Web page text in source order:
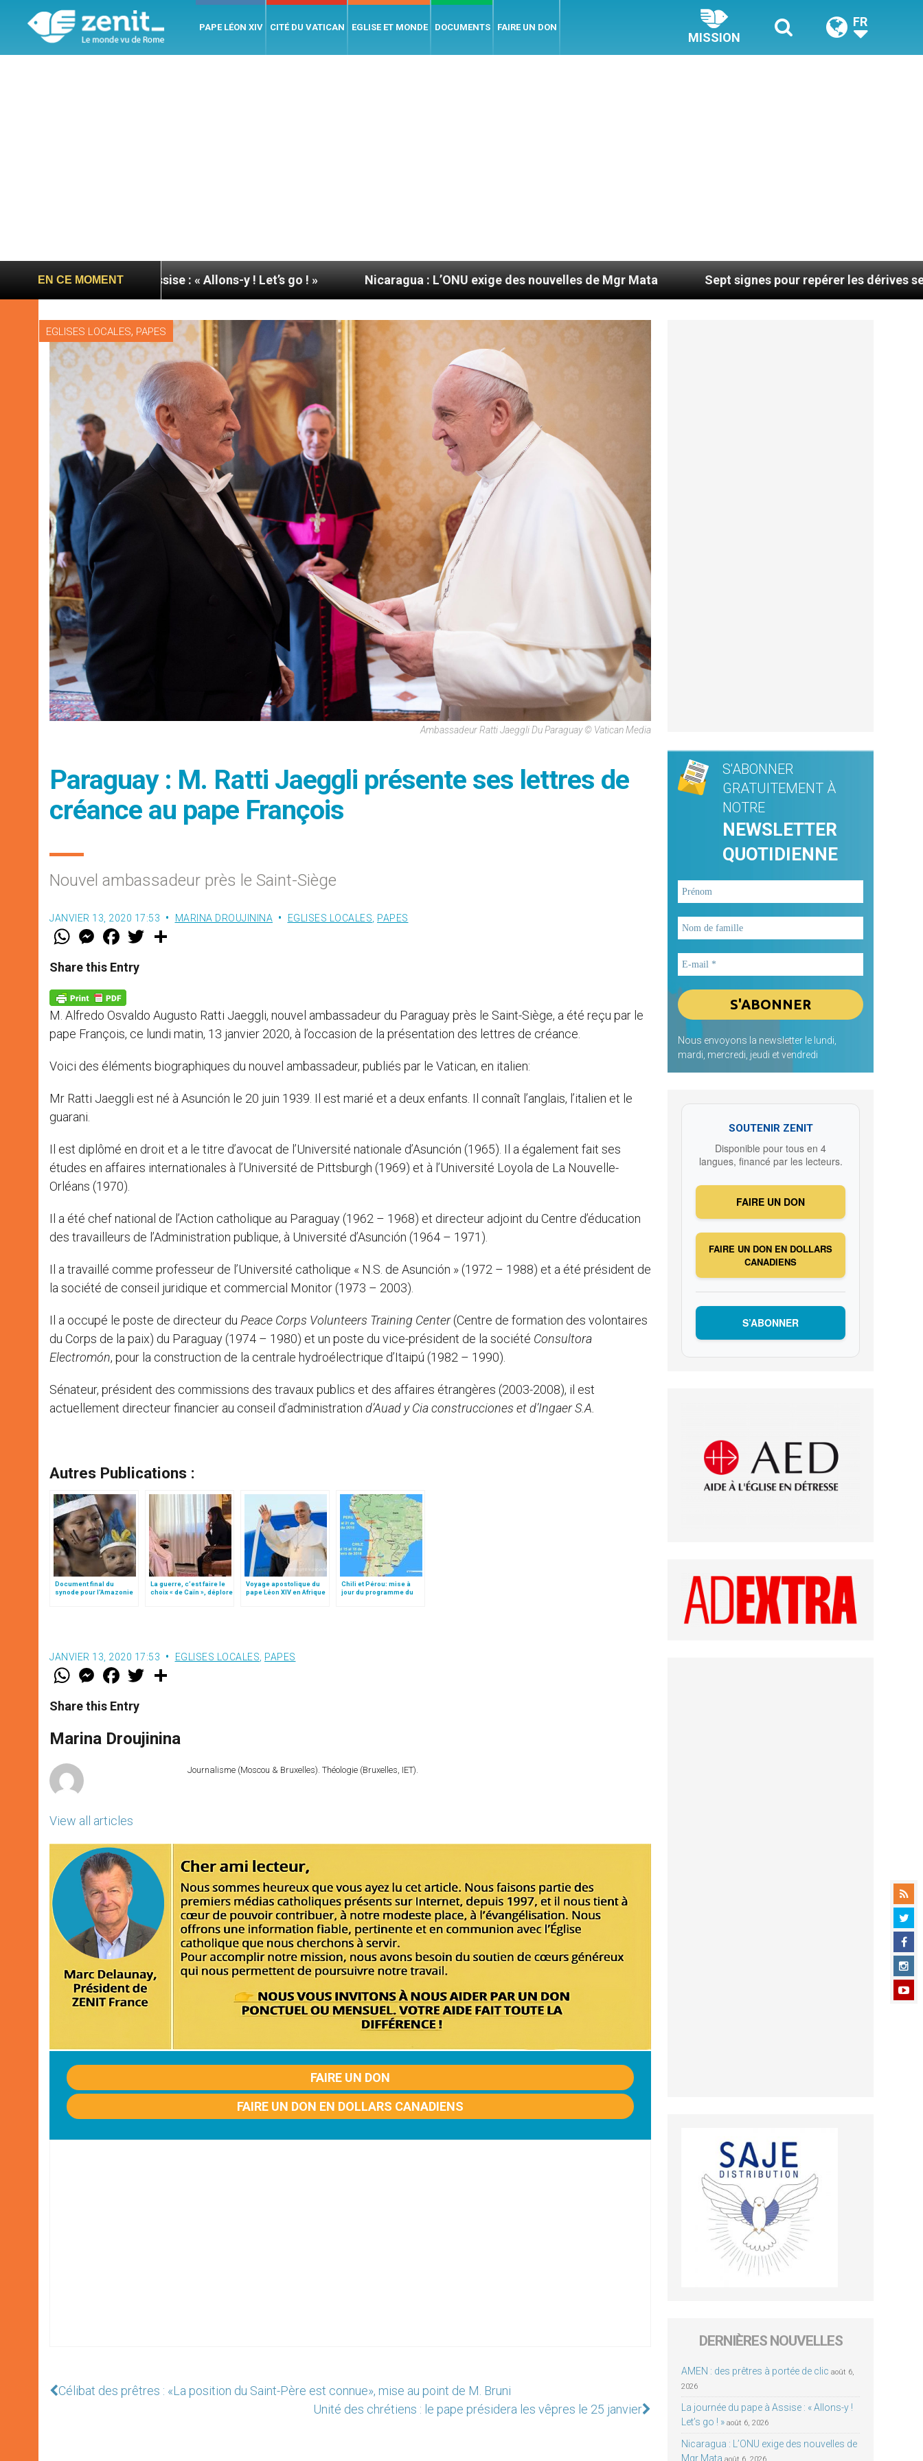
PAPE LÉON XIV CITÉ DU VATICAN EGLISE ET MONDE DOCUMENTS FAIRE UN DON
MISSION
FR
EN CE MOMENT
pape à Assise : « Allons-y ! Let’s go ! » Nicaragua : L’ONU exige des nouvelles de Mgr Mata Sept signes pour repérer les dérives sectaires du
EGLISES LOCALES, PAPES
Ambassadeur Ratti Jaeggli Du Paraguay © Vatican Media
Paraguay : M. Ratti Jaeggli présente ses lettres de
créance au pape François
Nouvel ambassadeur près le Saint-Siège
JANVIER 13, 2020 17:53 MARINA DROUJININA EGLISES LOCALES PAPES
W
t
s
p
p
M
e
s
e
g
e
r
F
a
e
b
k
w
Share this Entry
M. Alfredo Osvaldo Augusto Ratti Jaeggli, nouvel ambassadeur du Paraguay près le Saint-Siège, a été reçu par le
pape François, ce lundi matin, 13 janvier 2020, à l’occasion de la présentation des lettres de créance.
Voici des éléments biographiques du nouvel ambassadeur, publiés par le Vatican, en italien:
Mr Ratti Jaeggli est né à Asunción le 20 juin 1939. Il est marié et a deux enfants. Il connaît l’anglais, l’italien et le
guarani.
Il est diplômé en droit et a le titre d’avocat de l’Université nationale d’Asunción (1965). Il a également fait ses
études en affaires internationales à l’Université de Pittsburgh (1969) et à l’Université Loyola de La Nouvelle-
Orléans (1970).
Il a été chef national de l’Action catholique au Paraguay (1962 – 1968) et directeur adjoint du Centre d’éducation
des travailleurs de l’Administration publique, à Université d’Asunción (1964 – 1971).
Il a travaillé comme professeur de l’Université catholique « N.S. de Asunción » (1972 – 1988) et a été président de
la société de conseil juridique et commercial Monitor (1973 – 2003).
Il a occupé le poste de directeur du Peace Corps Volunteers Training Center(Centre de formation des volontaires
du Corps de la paix) du Paraguay (1974 – 1980) et un poste du vice-président de la société Consultora
Electromón, pour la construction de la centrale hydroélectrique d’Itaipú (1982 – 1990).
Sénateur, président des commissions des travaux publics et des affaires étrangères (2003-2008), il est
actuellement directeur financier au conseil d’administration d’Auad y Cia construcciones et d’Ingaer S.A.
Autres Publications :
Document final du
synode pour l'Amazonie
La guerre, c’est faire le
choix « de Caïn », déplore
Voyage apostolique du
pape Léon XIV en Afrique
Chili et Pérou: mise à
jour du programme du
JANVIER 13, 2020 17:53 EGLISES LOCALES PAPES
W
t
s
p
p
M
e
s
e
g
e
F
a
e
b
o
k
w
r
Share this Entry
Marina Droujinina
View all articles
Journalisme (Moscou & Bruxelles). Théologie (Bruxelles, IET).
FAIRE UN DON
FAIRE UN DON EN DOLLARS CANADIENS
Célibat des prêtres : «La position du Saint-Père est connue», mise au point de M. Bruni
Unité des chrétiens : le pape présidera les vêpres le 25 janvier
S'ABONNER
GRATUITEMENT À
NOTRE
NEWSLETTER
QUOTIDIENNE
Nous envoyons la newsletter le lundi,
mardi, mercredi, jeudi et vendredi
SOUTENIR ZENIT
Disponible pour tous en 4
langues, financé par les lecteurs.
FAIRE UN DON
FAIRE UN DON EN DOLLARS
CANADIENS
S’ABONNER
DERNIÈRES NOUVELLES
AMEN : des prêtres à portée de clic août 6,
2026
La journée du pape à Assise : « Allons-y !
Let’s go ! » août 6, 2026
Nicaragua : L’ONU exige des nouvelles de
Mgr Mata